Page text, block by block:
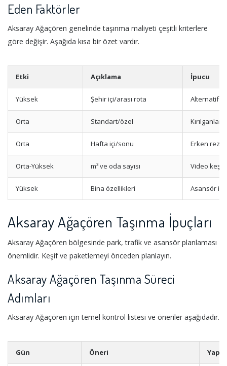
Eden Faktörler
Aksaray Ağaçören genelinde taşınma maliyeti çeşitli kriterlere
göre değişir. Aşağıda kısa bir özet vardır.
Etki Açıklama İpucu
Yüksek Şehir içi/arası rota Alternatif
Orta Standart/özel
Orta Hafta içi/sonu Erken
Orta-Yüksek m³ ve oda sayısı Video keşif
Yüksek Bina özellikleri Asansör
Aksaray Ağaçören Taşınma İpuçları
Aksaray Ağaçören bölgesinde park, trafik ve asansör planlaması
önemlidir. Keşif ve paketlemeyi önceden planlayın.
Aksaray Ağaçören Taşınma Süreci
Adımları
Aksaray Ağaçören için temel kontrol listesi ve öneriler aşağıdadır.
Gün Öneri